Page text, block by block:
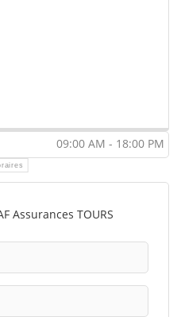
09:00 AM - 18:00 PM
Assurances TOURS